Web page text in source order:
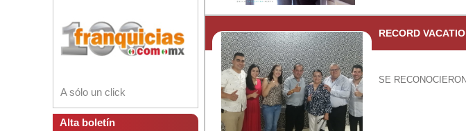
A sólo un click
Alta boletín
RECORD
SE